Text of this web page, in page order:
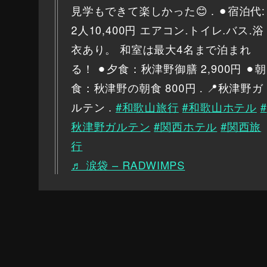
見学もできて楽しかった😊 . ⚫︎宿泊代:
2人10,400円 エアコン.トイレ.バス.浴
衣あり。 和室は最大4名まで泊まれ
る！ ⚫︎夕食：秋津野御膳 2,900円 ⚫︎朝
食：秋津野の朝食 800円 . 📍秋津野ガ
ルテン . #和歌山旅行 #和歌山ホテル #
秋津野ガルテン #関西ホテル #関西旅
行
♬ 涙袋 – RADWIMPS